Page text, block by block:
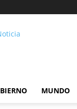
MUNDO